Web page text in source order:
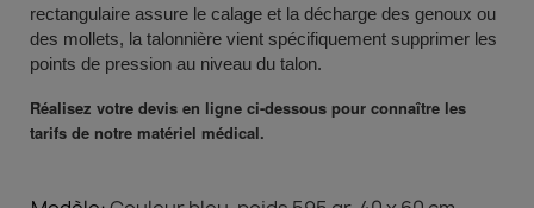
rectangulaire assure le calage et la décharge des genoux ou
des mollets, la talonnière vient spécifiquement supprimer les
points de pression au niveau du talon.
Réalisez votre devis en ligne ci-dessous pour connaître les
tarifs de notre matériel médical.